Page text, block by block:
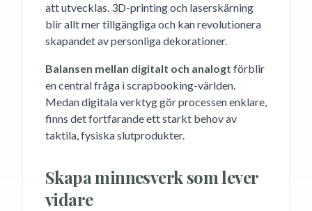
att utvecklas. 3D-printing och laserskärning
blir allt mer tillgängliga och kan revolutionera
skapandet av personliga dekorationer.
Balansen mellan digitalt och analogt förblir
en central fråga i scrapbooking-världen.
Medan digitala verktyg gör processen enklare,
finns det fortfarande ett starkt behov av
taktila, fysiska slutprodukter.
Skapa minnesverk som lever
vidare